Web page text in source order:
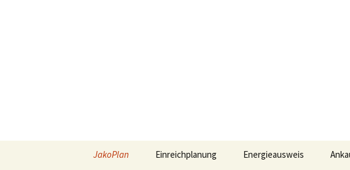
JakoPlan Einreichplanung Energieausweis